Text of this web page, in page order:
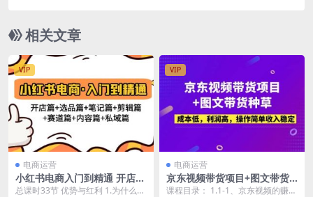
相关文章
VIP
电商运营
小红书电商入门到精通 开店篇
+选品篇+笔记篇+剪辑篇+赛道
总课时33节 优势与红利 1.为什么我
VIP
电商运营
京东视频带货项目+图文带货
种草，成本低，利润高，操作
课程目录： 1.1-1、京东视频的赚钱